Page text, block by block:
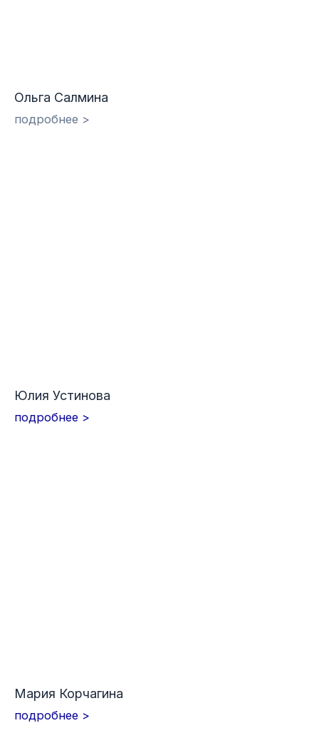
Ольга Салмина
подробнее >
Юлия Устинова
подробнее >
Мария Корчагина
подробнее >